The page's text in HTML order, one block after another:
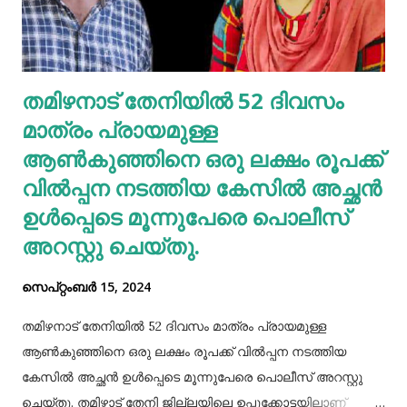
സാധാരണയായി, നിങ്ങളുടെ ശരീരം നിങ്ങളുടെ
വൃക്കകളിലൂടെയും മൂത്രത്തിലൂടെയും യൂറിക് ആസിഡ്
ഫിൽട്ടർ ചെയ്യുന്നു. നിങ്ങൾ അമിതമായി പ്യൂരിൻ
കഴിക്കുകയോ ഈ ഉപോൽപ്പന്നം അടിഞ്ഞുകൂടുകയോ
ചെയ്താൽ നിങ്ങളുടെ ശരീരത്തിന് കഴിയുന്നില്ലെങ്കിലും
യൂറിക് ആസിഡ് നിങ്ങളുടെ രക്തത്തിൽ ഞെരുങ...
തമിഴനാട് തേനിയില്‍ 52 ദിവസം
മാത്രം പ്രായമുള്ള
ആണ്‍കുഞ്ഞിനെ ഒരു ലക്ഷം രൂപക്ക്
വില്‍പ്പന നടത്തിയ കേസില്‍ അച്ഛൻ
ഉള്‍പ്പെടെ മൂന്നുപേരെ പൊലീസ്
അറസ്റ്റു ചെയ്തു.
സെപ്റ്റംബർ 15, 2024
തമിഴനാട് തേനിയില്‍ 52 ദിവസം മാത്രം പ്രായമുള്ള
ആണ്‍കുഞ്ഞിനെ ഒരു ലക്ഷം രൂപക്ക് വില്‍പ്പന നടത്തിയ
കേസില്‍ അച്ഛൻ ഉള്‍പ്പെടെ മൂന്നുപേരെ പൊലീസ് അറസ്റ്റു
ചെയ്തു. തമിഴ്നാട് തേനി ജില്ലയിലെ ഉപ്പുക്കോട്ടയിലാണ്